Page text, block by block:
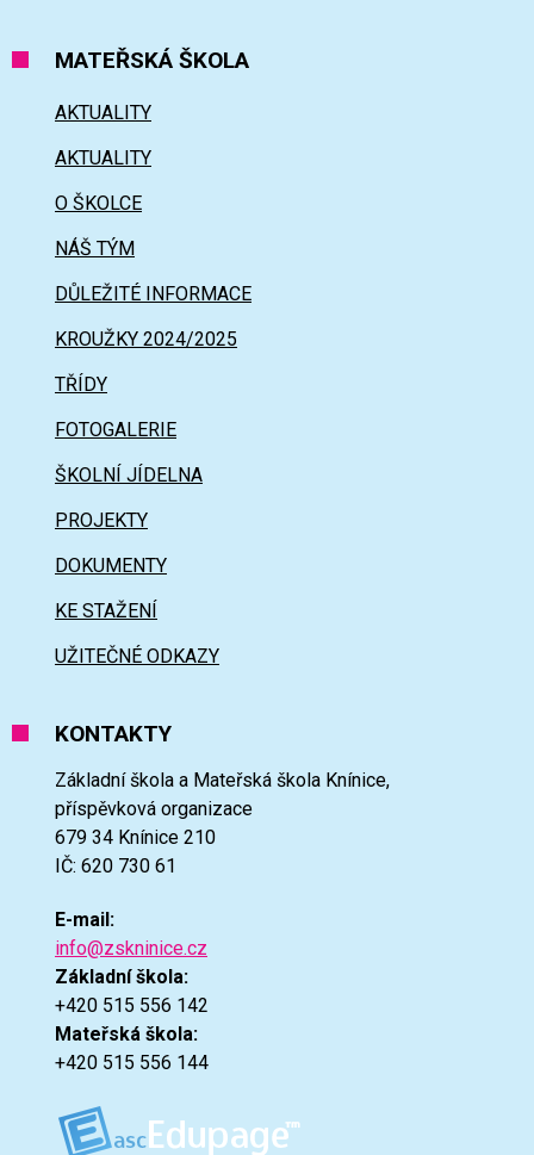
MATEŘSKÁ ŠKOLA
AKTUALITY
AKTUALITY
O ŠKOLCE
NÁŠ TÝM
DŮLEŽITÉ INFORMACE
KROUŽKY 2024/2025
TŘÍDY
FOTOGALERIE
ŠKOLNÍ JÍDELNA
PROJEKTY
DOKUMENTY
KE STAŽENÍ
UŽITEČNÉ ODKAZY
KONTAKTY
Základní škola a Mateřská škola Knínice,
příspěvková organizace
679 34 Knínice 210
IČ: 620 730 61
E-mail:
info@zskninice.cz
Základní škola:
+420 515 556 142
Mateřská škola:
+420 515 556 144